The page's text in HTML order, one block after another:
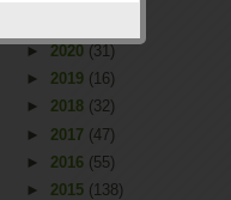
► 2020 (31)
► 2019 (16)
► 2018 (32)
► 2017 (47)
► 2016 (55)
► 2015 (138)